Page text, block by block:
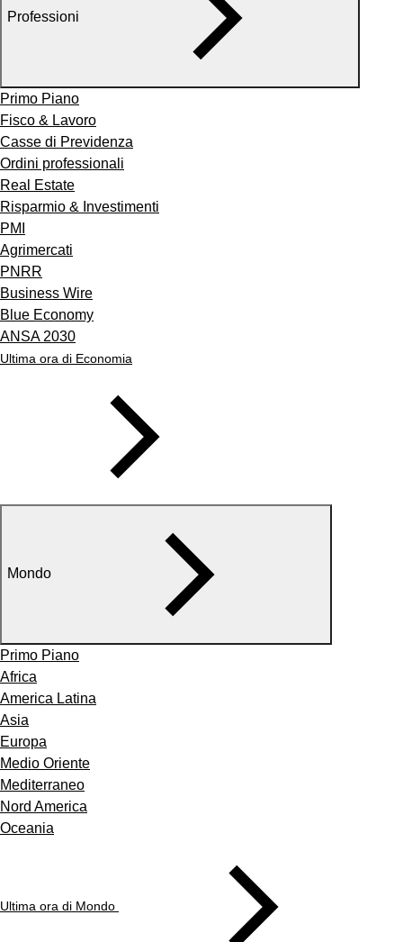
Professioni
Primo Piano
Fisco & Lavoro
Casse di Previdenza
Ordini professionali
Real Estate
Risparmio & Investimenti
PMI
Agrimercati
PNRR
Business Wire
Blue Economy
ANSA 2030
Ultima ora di Economia
Mondo
Primo Piano
Africa
America Latina
Asia
Europa
Medio Oriente
Mediterraneo
Nord America
Oceania
Ultima ora di Mondo